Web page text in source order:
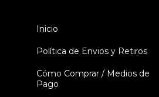
Inicio
Política de Envios y Retiros
Cómo Comprar / Medios de
Pago